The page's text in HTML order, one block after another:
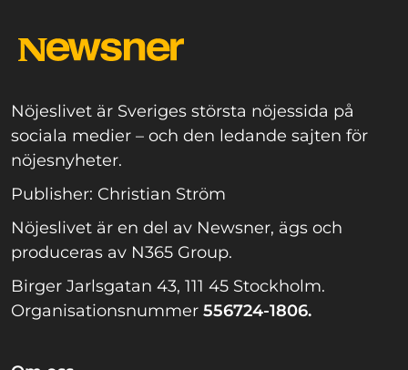
Nöjeslivet är Sveriges största nöjessida på
sociala medier – och den ledande sajten för
nöjesnyheter.
Publisher: Christian Ström
Nöjeslivet är en del av Newsner, ägs och
produceras av N365 Group.
Birger Jarlsgatan 43, 111 45 Stockholm.
Organisationsnummer 556724-1806.